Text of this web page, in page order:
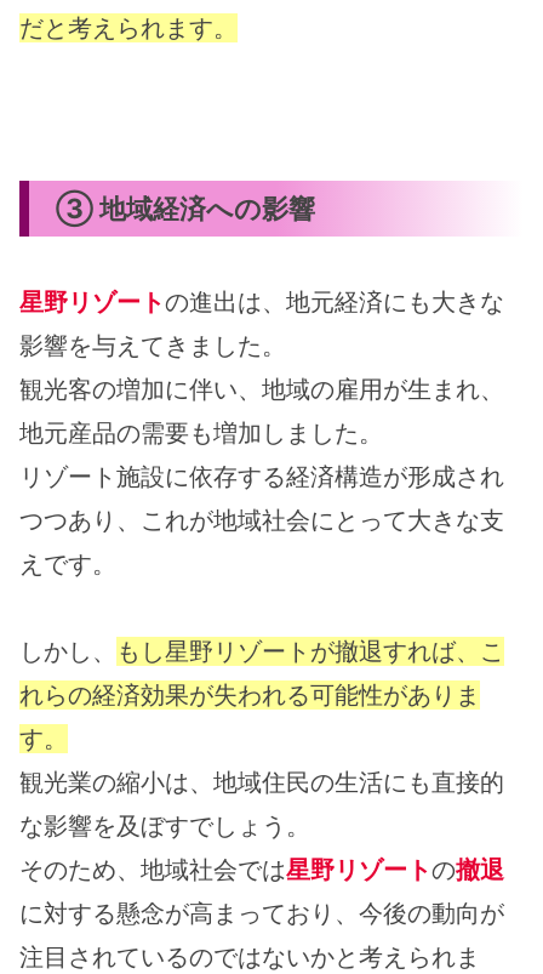
だと考えられます。
③ 地域経済への影響
星野リゾートの進出は、地元経済にも大きな
影響を与えてきました。
観光客の増加に伴い、地域の雇用が生まれ、
地元産品の需要も増加しました。
リゾート施設に依存する経済構造が形成され
つつあり、これが地域社会にとって大きな支
えです。
しかし、
もし星野リゾートが撤退すれば、こ
れらの経済効果が失われる可能性がありま
す。
観光業の縮小は、地域住民の生活にも直接的
な影響を及ぼすでしょう。
そのため、地域社会では星野リゾートの撤退
に対する懸念が高まっており、今後の動向が
注目されているのではないかと考えられま